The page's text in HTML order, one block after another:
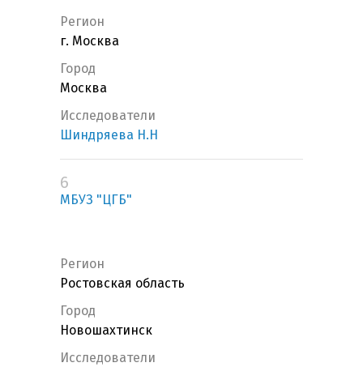
Регион
г. Москва
Город
Москва
Исследователи
Шиндряева Н.Н
6
МБУЗ "ЦГБ"
Регион
Ростовская область
Город
Новошахтинск
Исследователи